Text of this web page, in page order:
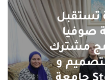
تستقبل
صوفيا
مشترك
و